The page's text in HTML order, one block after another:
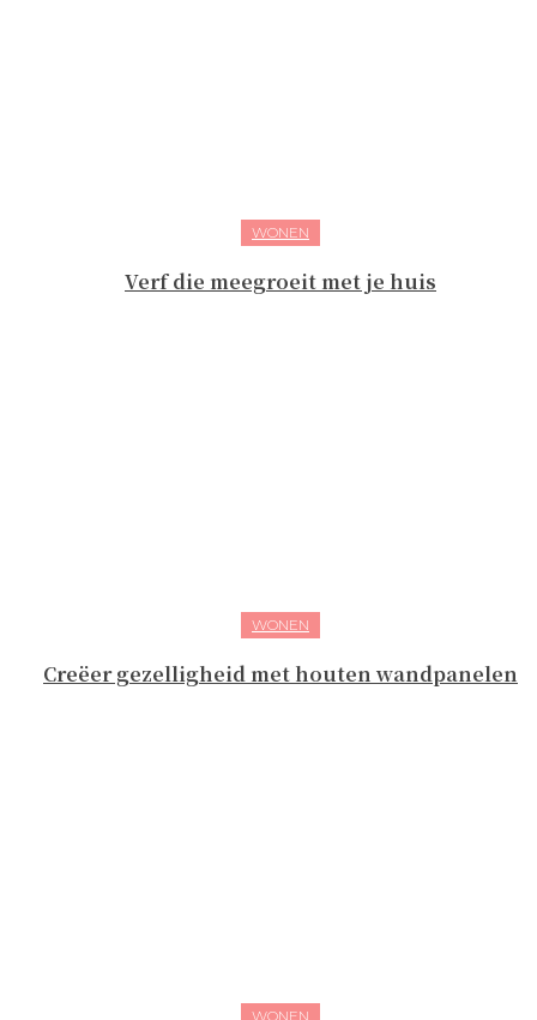
WONEN
Verf die meegroeit met je huis
WONEN
Creëer gezelligheid met houten wandpanelen
WONEN